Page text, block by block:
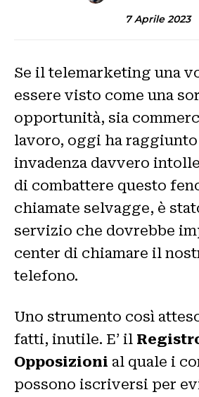
7 Aprile 2023
Se il telemarketing una
essere visto come una
opportunità, sia
lavoro, oggi ha
invadenza davvero
di combattere questo
chiamate selvagge, è
servizio che dovrebbe
center di chiamare il
telefono.
Uno strumento così
fatti, inutile. E’ il
Opposizioni al quale i
possono iscriversi per